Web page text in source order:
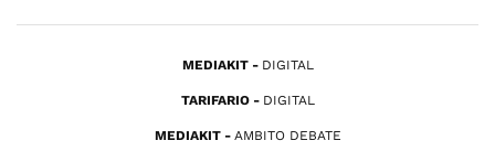
MEDIAKIT DIGITAL
TARIFARIO DIGITAL
MEDIAKIT AMBITO DEBATE